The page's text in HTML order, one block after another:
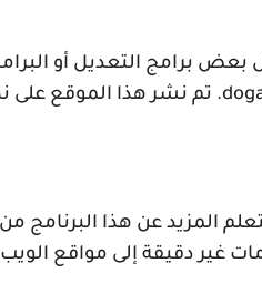
بعض برامج التعديل أو
. تم نشر هذا الموقع على
المزيد عن هذا
غير دقيقة إلى مواقع